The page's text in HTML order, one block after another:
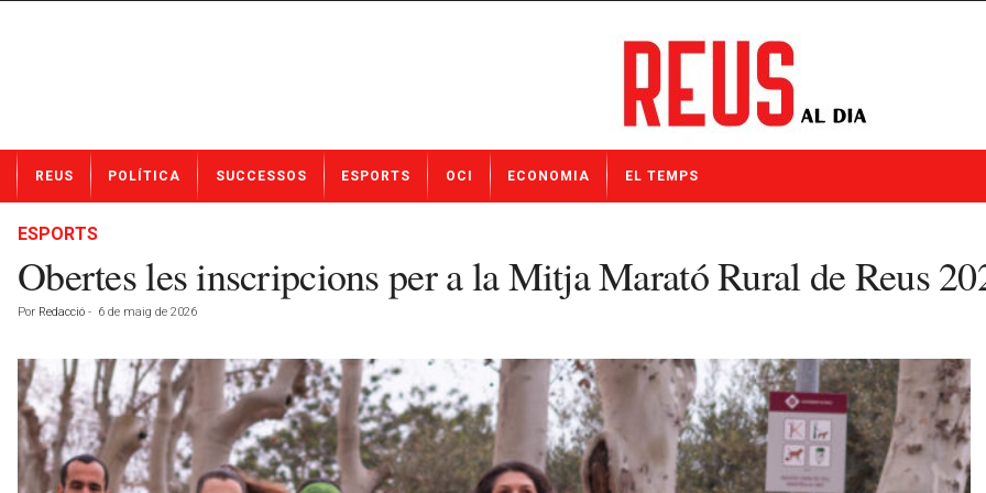
t
REUS POLÍTICA SUCCESSOS ESPORTS OCI ECONOMIA EL TEMPS
ESPORTS
Obertes les inscripcions per a la Mitja Marató Rural de Reus
Por Redacció - 6 de maig de 2026